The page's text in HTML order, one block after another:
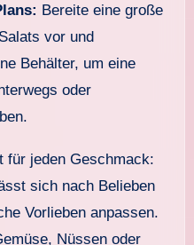
Bereite eine große
vor und
Behälter, um eine
oder